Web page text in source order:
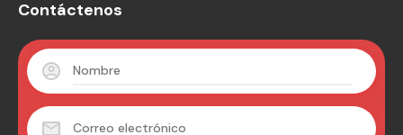
Contáctenos